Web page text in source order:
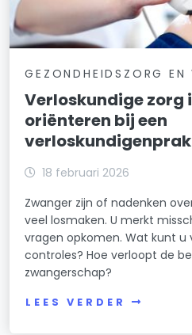
GEZONDHEIDSZORG EN
Verloskundige zorg
oriënteren bij een
18 februari 2026
Zwanger zijn of nadenken
veel losmaken. U merkt
vragen opkomen. Wat kunt u
controles? Hoe verloopt de
zwangerschap?
LEES VERDER